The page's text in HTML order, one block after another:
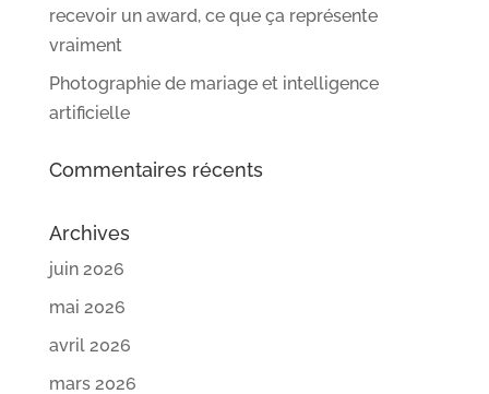
recevoir un award, ce que ça représente
vraiment
Photographie de mariage et intelligence
artificielle
Commentaires récents
Archives
juin 2026
mai 2026
avril 2026
mars 2026